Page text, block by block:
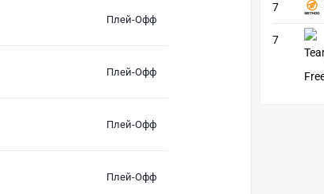
Плей-Офф
Плей-Офф
Плей-Офф
Плей-Офф
7
7